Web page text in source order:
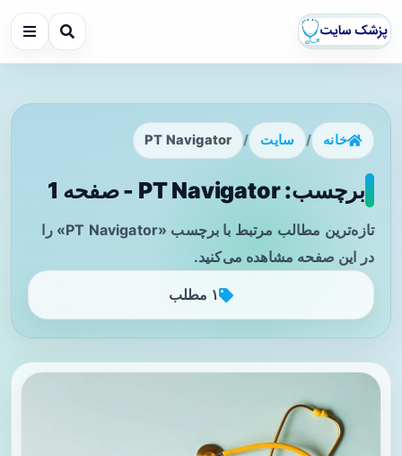
خانه / سایت /
PT Navigator
برچسب: PT Navigator - صفحه 1
تازه‌ترین مطالب مرتبط با برچسب «PT Navigator» را
در این صفحه مشاهده می‌کنید.
۱ مطلب